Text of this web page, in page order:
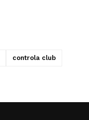
controla club